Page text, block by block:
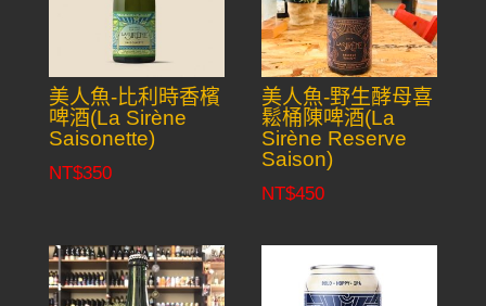
美人魚-比利時香檳
啤酒(La Sirène
Saisonette)
NT$350
美人魚-野生酵母喜
鬆桶陳啤酒(La
Sirène Reserve
Saison)
NT$450